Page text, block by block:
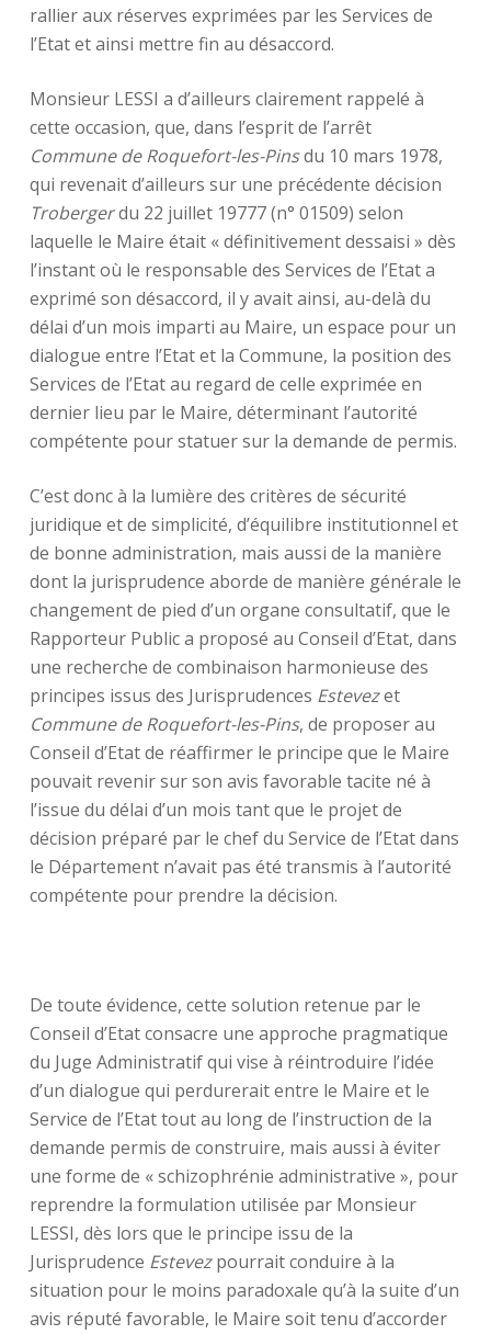
rallier aux réserves exprimées par les Services de
l’Etat et ainsi mettre fin au désaccord.
Monsieur LESSI a d’ailleurs clairement rappelé à
cette occasion, que, dans l’esprit de l’arrêt
Commune de Roquefort-les-Pinsdu 10 mars 1978,
qui revenait d’ailleurs sur une précédente décision
Trobergerdu 22 juillet 19777 (n° 01509) selon
laquelle le Maire était « définitivement dessaisi » dès
l’instant où le responsable des Services de l’Etat a
exprimé son désaccord, il y avait ainsi, au-delà du
délai d’un mois imparti au Maire, un espace pour un
dialogue entre l’Etat et la Commune, la position des
Services de l’Etat au regard de celle exprimée en
dernier lieu par le Maire, déterminant l’autorité
compétente pour statuer sur la demande de permis.
C’est donc à la lumière des critères de sécurité
juridique et de simplicité, d’équilibre institutionnel et
de bonne administration, mais aussi de la manière
dont la jurisprudence aborde de manière générale le
changement de pied d’un organe consultatif, que le
Rapporteur Public a proposé au Conseil d’Etat, dans
une recherche de combinaison harmonieuse des
principes issus des Jurisprudences Estevezet
Commune de Roquefort-les-Pins, de proposer au
Conseil d’Etat de réaffirmer le principe que le Maire
pouvait revenir sur son avis favorable tacite né à
l’issue du délai d’un mois tant que le projet de
décision préparé par le chef du Service de l’Etat dans
le Département n’avait pas été transmis à l’autorité
compétente pour prendre la décision.
De toute évidence, cette solution retenue par le
Conseil d’Etat consacre une approche pragmatique
du Juge Administratif qui vise à réintroduire l’idée
d’un dialogue qui perdurerait entre le Maire et le
Service de l’Etat tout au long de l’instruction de la
demande permis de construire, mais aussi à éviter
une forme de « schizophrénie administrative », pour
reprendre la formulation utilisée par Monsieur
LESSI, dès lors que le principe issu de la
Jurisprudence Estevezpourrait conduire à la
situation pour le moins paradoxale qu’à la suite d’un
avis réputé favorable, le Maire soit tenu d’accorder